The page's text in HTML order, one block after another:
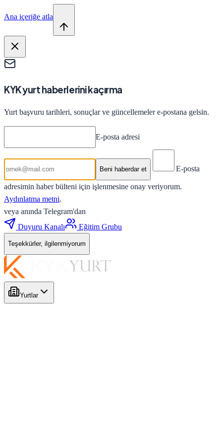
Ana içeriğe atla
KYK yurt haberlerini kaçırma
Yurt başvuru tarihleri, sonuçlar ve güncellemeler e-postana gelsin.
E-posta adresi
Beni haberdar et E-posta
adresimin haber bülteni için işlenmesine onay veriyorum.
Aydınlatma metni.
veya anında Telegram'dan
Duyuru Kanalı
Eğitim Grubu
Teşekkürler, ilgilenmiyorum
Yurtlar